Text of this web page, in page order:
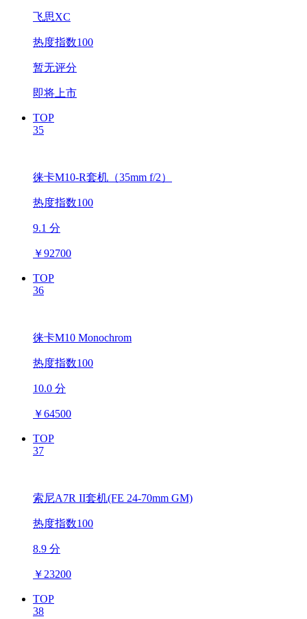
飞思XC
热度指数100
暂无评分
即将上市
TOP
35
徕卡M10-R套机（35mm f/2）
热度指数100
9.1 分
￥92700
TOP
36
徕卡M10 Monochrom
热度指数100
10.0 分
￥64500
TOP
37
索尼A7R II套机(FE 24-70mm GM)
热度指数100
8.9 分
￥ 23200
TOP
38